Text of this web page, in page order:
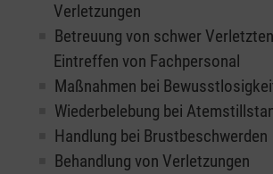
Verletzungen
Betreuung von schwer
Eintreffen von Fachpersonal
Maßnahmen bei
Wiederbelebung bei
Handlung bei Brustbeschwerden
Behandlung von Verletzungen